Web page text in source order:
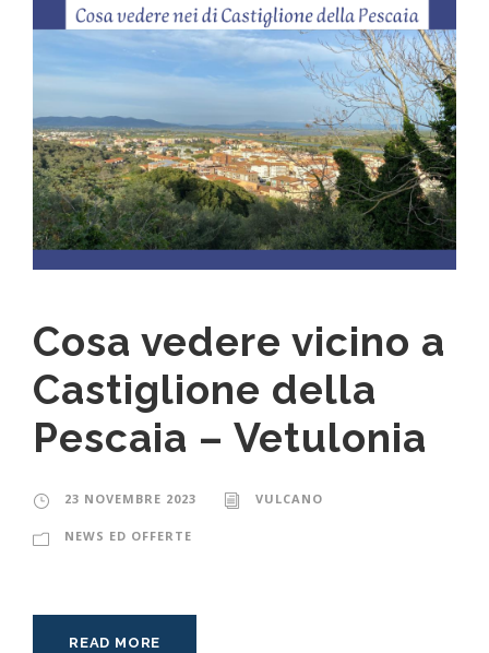
Cosa vedere vicino a
Castiglione della
Pescaia – Vetulonia
23 NOVEMBRE 2023 VULCANO
NEWS ED OFFERTE
READ MORE